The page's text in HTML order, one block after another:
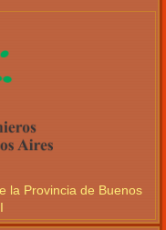
la Provincia de Buenos